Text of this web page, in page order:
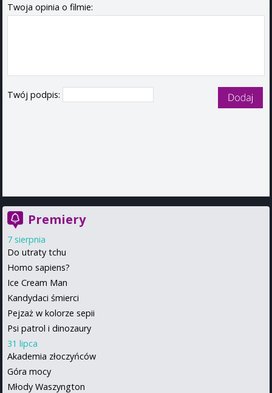
Twoja opinia o filmie:
Twój podpis:
Premiery
7 sierpnia
Do utraty tchu
Homo sapiens?
Ice Cream Man
Kandydaci śmierci
Pejzaż w kolorze sepii
Psi patrol i dinozaury
31 lipca
Akademia złoczyńców
Góra mocy
Młody Waszyngton